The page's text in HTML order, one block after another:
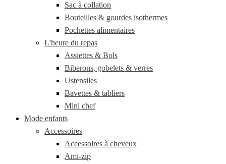
Sac à collation
Bouteilles & gourdes isothermes
Pochettes alimentaires
L'heure du repas
Assiettes & Bols
Biberons, gobelets & verres
Ustensiles
Bavettes & tabliers
Mini chef
Mode enfants
Accessoires
Accessoires à cheveux
Ami-zip